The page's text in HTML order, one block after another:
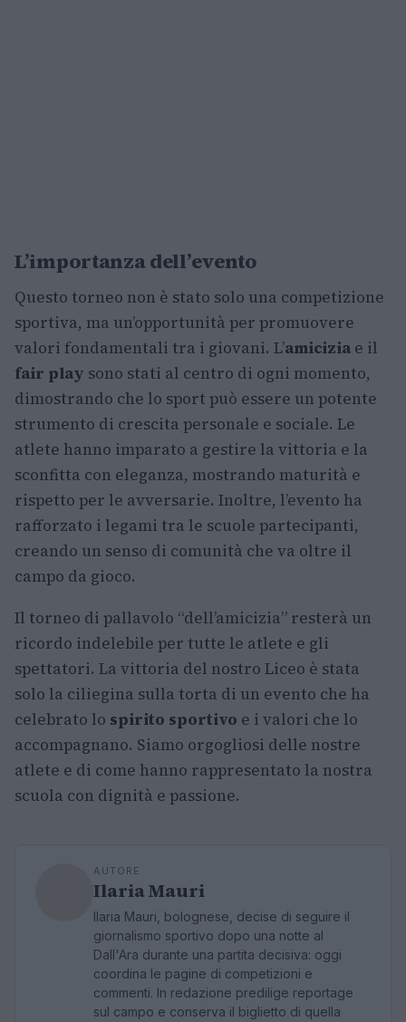
L’importanza dell’evento
Questo torneo non è stato solo una competizione
sportiva, ma un’opportunità per promuovere
valori fondamentali tra i giovani. L’amicizia e il
fair play sono stati al centro di ogni momento,
dimostrando che lo sport può essere un potente
strumento di crescita personale e sociale. Le
atlete hanno imparato a gestire la vittoria e la
sconfitta con eleganza, mostrando maturità e
rispetto per le avversarie. Inoltre, l’evento ha
rafforzato i legami tra le scuole partecipanti,
creando un senso di comunità che va oltre il
campo da gioco.
Il torneo di pallavolo “dell’amicizia” resterà un
ricordo indelebile per tutte le atlete e gli
spettatori. La vittoria del nostro Liceo è stata
solo la ciliegina sulla torta di un evento che ha
celebrato lo spirito sportivo e i valori che lo
accompagnano. Siamo orgogliosi delle nostre
atlete e di come hanno rappresentato la nostra
scuola con dignità e passione.
AUTORE
Ilaria Mauri
Ilaria Mauri, bolognese, decise di seguire il
giornalismo sportivo dopo una notte al
Dall'Ara durante una partita decisiva: oggi
coordina le pagine di competizioni e
commenti. In redazione predilige reportage
sul campo e conserva il biglietto di quella